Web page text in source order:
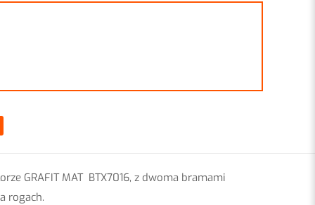
GRAFIT MAT BTX7016, z dwoma bramami
rogach.